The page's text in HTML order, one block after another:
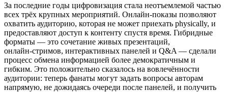
За последние годы цифровизация стала неотъемлемой частью
всех трёх крупных мероприятий. Онлайн‑показы позволяют
охватить аудиторию, которая не может приехать physically, и
предоставляют доступ к контенту спустя время. Гибридные
форматы — это сочетание живых презентаций,
онлайн‑стримов, интерактивных панелей и Q&A — сделали
процесс обмена информацией более демократичным и
гибким. Это положительно сказалось на вовлечённости
аудитории: теперь фанаты могут задать вопросы авторам
напрямую, не дожидаясь очереди после панелей, и получить